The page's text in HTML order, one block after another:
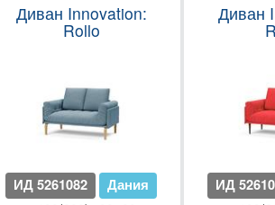
Диван Innovation:
Rollo
ИД 5261082 Дания
Диван
ИД